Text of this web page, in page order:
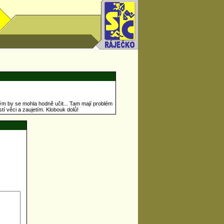
by se mohla hodně učit... Tam mají problém
věci a zaujetím. Klobouk dolů!